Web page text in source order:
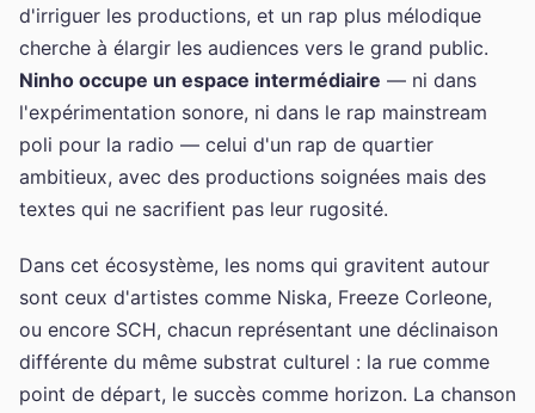
d'irriguer les productions, et un rap plus mélodique
cherche à élargir les audiences vers le grand public.
Ninho occupe un espace intermédiaire — ni dans
l'expérimentation sonore, ni dans le rap mainstream
poli pour la radio — celui d'un rap de quartier
ambitieux, avec des productions soignées mais des
textes qui ne sacrifient pas leur rugosité.
Dans cet écosystème, les noms qui gravitent autour
sont ceux d'artistes comme Niska, Freeze Corleone,
ou encore SCH, chacun représentant une déclinaison
différente du même substrat culturel : la rue comme
point de départ, le succès comme horizon. La chanson